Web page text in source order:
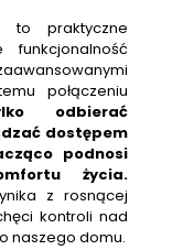
to praktyczne
połączeniu
odbierać
dostępem
podnosi
życia.
z rosnącej
kontroli nad
naszego domu.